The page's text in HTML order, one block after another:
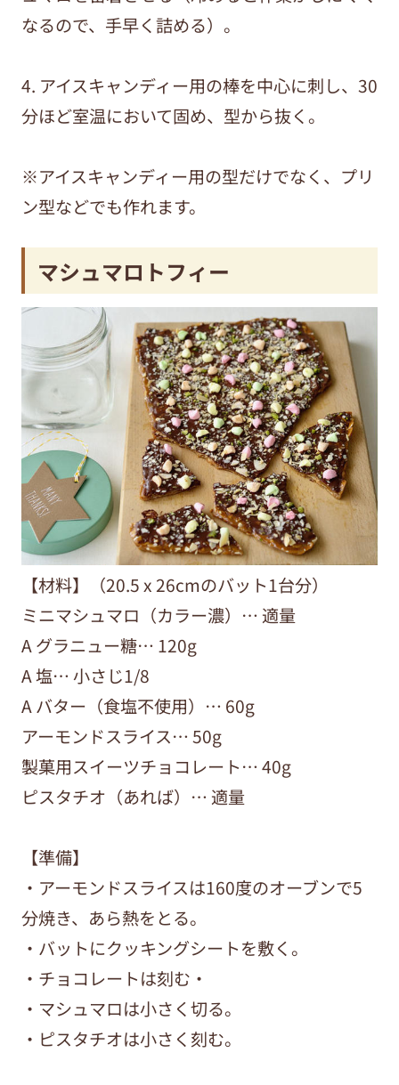
なるので、手早く詰める）。
4. アイスキャンディー用の棒を中心に刺し、30
分ほど室温において固め、型から抜く。
※アイスキャンディー用の型だけでなく、プリ
ン型などでも作れます。
マシュマロトフィー
【材料】（20.5 x 26cmのバット1台分）
ミニマシュマロ（カラー濃）… 適量
A グラニュー糖… 120g
A 塩… 小さじ1/8
A バター（食塩不使用）… 60g
アーモンドスライス… 50g
製菓用スイーツチョコレート… 40g
ピスタチオ（あれば）… 適量
【準備】
・アーモンドスライスは160度のオーブンで5
分焼き、あら熱をとる。
・バットにクッキングシートを敷く。
・チョコレートは刻む・
・マシュマロは小さく切る。
・ピスタチオは小さく刻む。